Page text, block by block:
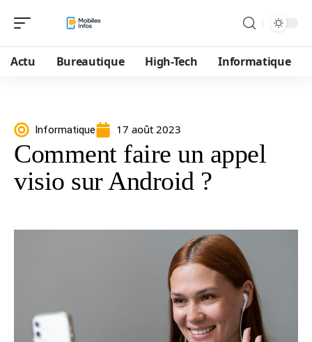
Actu Bureautique High-Tech Informatique
Informatique 17 août 2023
Comment faire un appel
visio sur Android ?